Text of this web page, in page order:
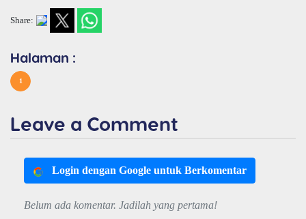
Share:
Halaman :
1
Leave a Comment
Login dengan Google untuk Berkomentar
Belum ada komentar. Jadilah yang pertama!